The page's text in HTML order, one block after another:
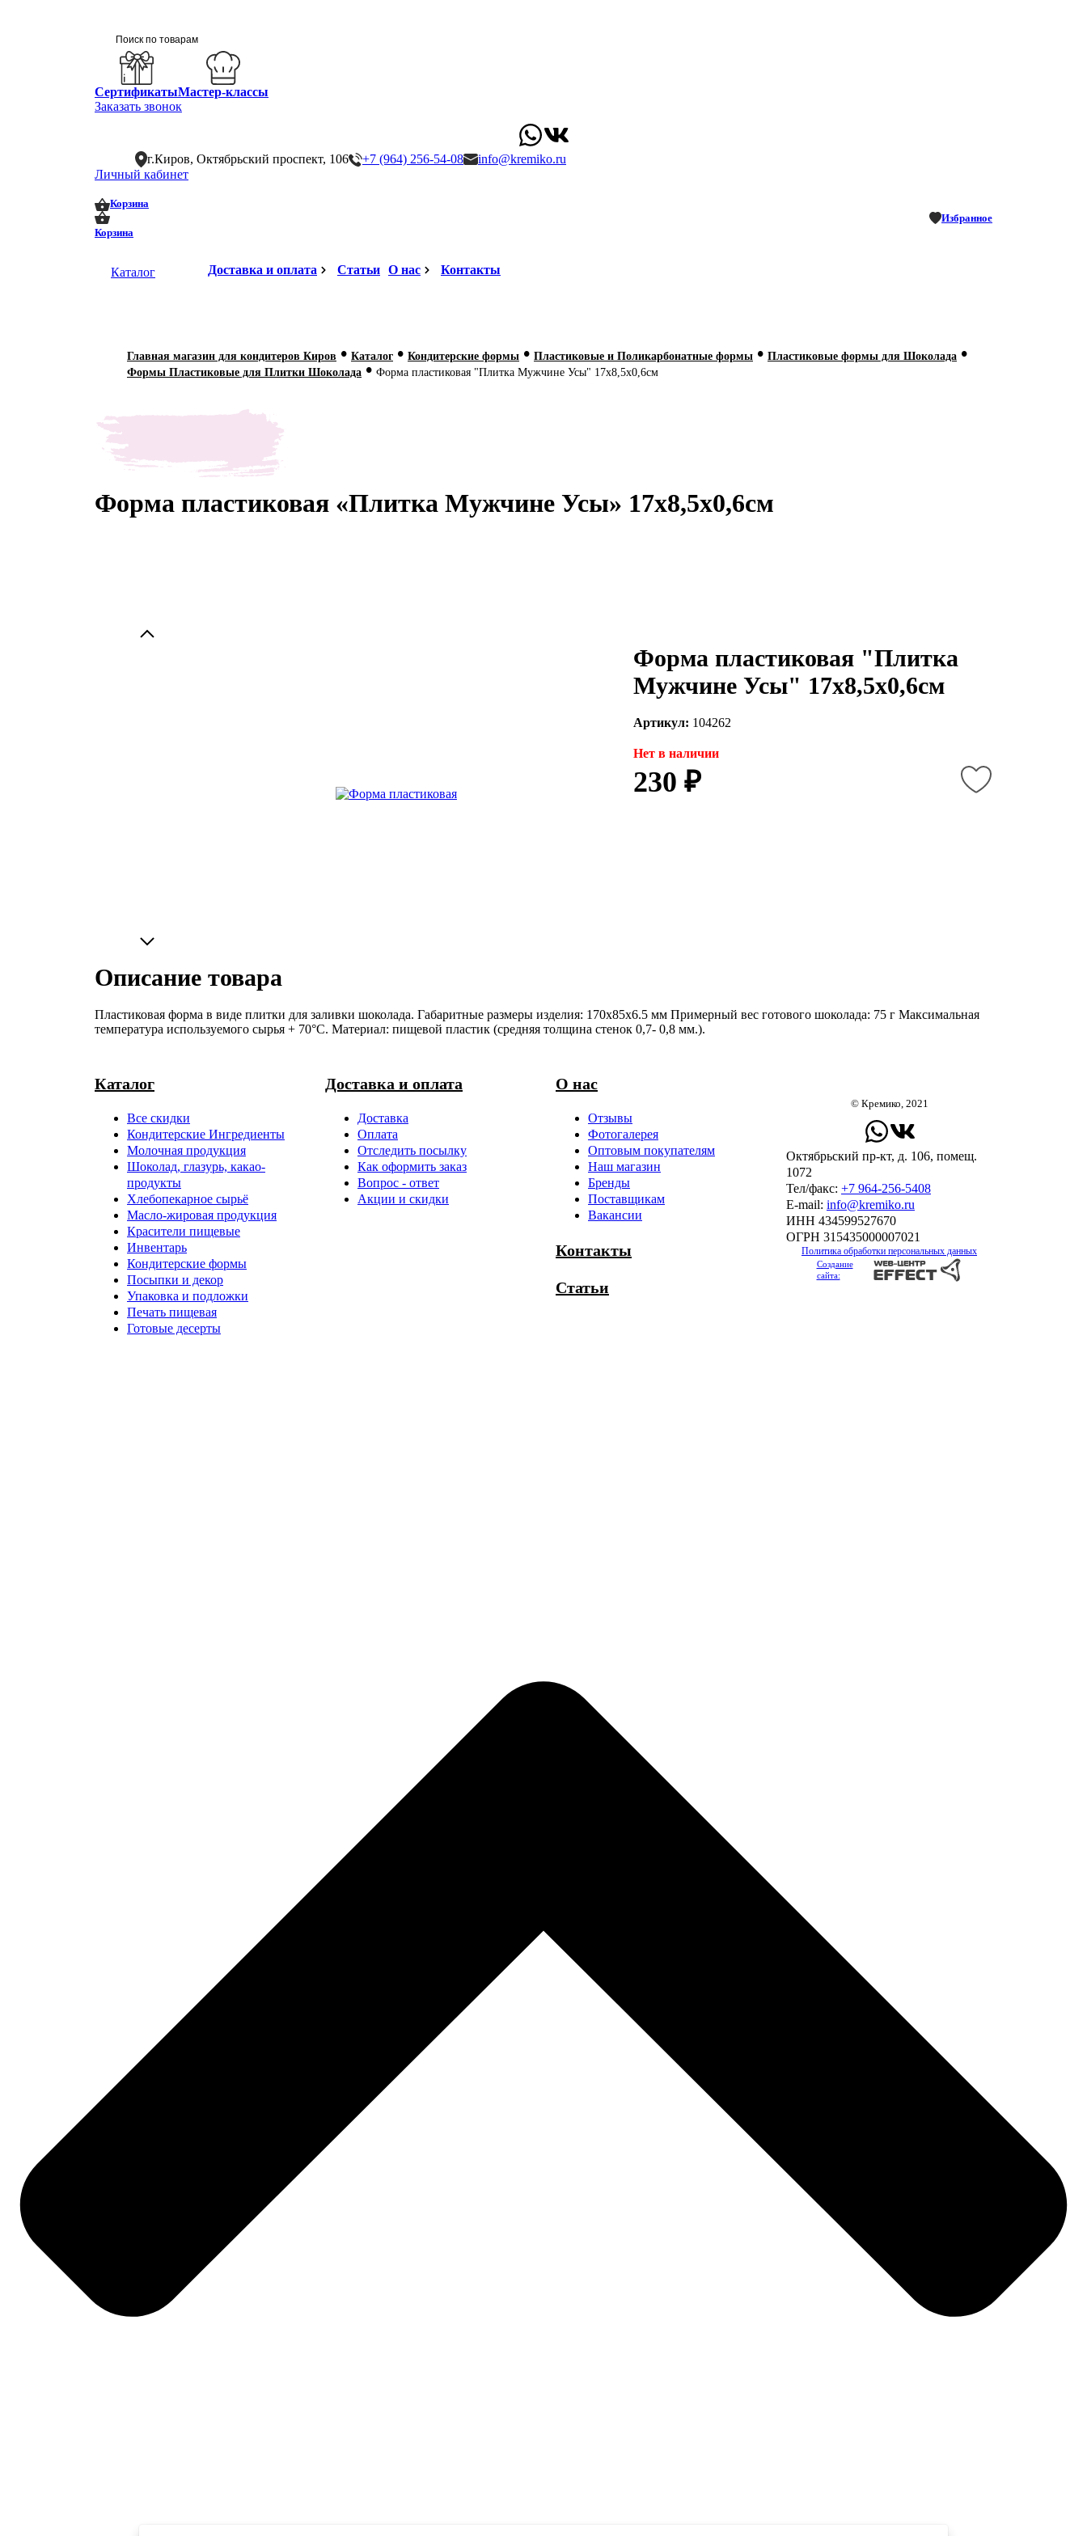
СертификатыМастер-классы
Заказать звонок
г.Киров, Октябрьский проспект, 106 +7 (964) 256-54-08
info@kremiko.ru
Личный кабинет
Корзина
Корзина
Избранное
Каталог Доставка и оплата Статьи О нас Контакты
Главная магазин для кондитеров Киров • Каталог • Кондитерские формы • Пластиковые и Поликарбонатные формы • Пластиковые формы для Шоколада •
Формы Пластиковые для Плитки Шоколада • Форма пластиковая "Плитка Мужчине Усы" 17х8,5х0,6см
Форма пластиковая «Плитка Мужчине Усы» 17х8,5х0,6см
Форма пластиковая "Плитка
Мужчине Усы" 17х8,5х0,6см
Артикул: 104262
Нет в наличии
230 ₽
Описание товара
Пластиковая форма в виде плитки для заливки шоколада. Габаритные размеры изделия: 170х85х6.5 мм Примерный вес готового шоколада: 75 г Максимальная
температура используемого сырья + 70°С. Материал: пищевой пластик (средняя толщина стенок 0,7- 0,8 мм.).
Каталог
Все скидки
Кондитерские Ингредиенты
Молочная продукция
Шоколад, глазурь, какао-
продукты
Хлебопекарное сырьё
Масло-жировая продукция
Красители пищевые
Инвентарь
Кондитерские формы
Посыпки и декор
Упаковка и подложки
Печать пищевая
Готовые десерты
Доставка и оплата
Доставка
Оплата
Отследить посылку
Как оформить заказ
Вопрос - ответ
Акции и скидки
О нас
Отзывы
Фотогалерея
Оптовым покупателям
Наш магазин
Бренды
Поставщикам
Вакансии
Контакты
Статьи
© Кремико, 2021
Октябрьский пр-кт, д. 106, помещ.
1072
Тел/факс: +7 964-256-5408
Е-mail: info@kremiko.ru
ИНН 434599527670
ОГРН 315435000007021
Политика обработки персональных данных
Создание
сайта: